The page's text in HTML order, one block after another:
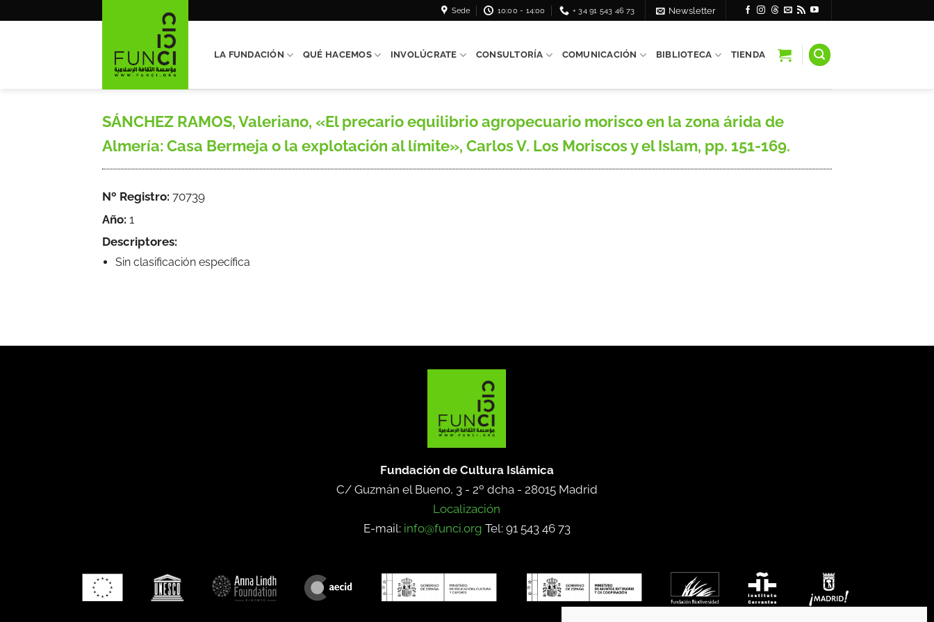
Sede 10:00 - 14:00 + 34 91 543 46 73 Newsletter
LA FUNDACIÓN QUÉ HACEMOS INVOLÚCRATE CONSULTORÍA COMUNICACIÓN BIBLIOTECA TIENDA
SÁNCHEZ RAMOS, Valeriano, «El precario equilibrio agropecuario morisco en la zona árida de
Almería: Casa Bermeja o la explotación al límite», Carlos V. Los Moriscos y el Islam, pp. 151-169.
Nº Registro: 70739
Año: 1
Descriptores:
Sin clasificación específica
Fundación de Cultura Islámica
C/ Guzmán el Bueno, 3 - 2º dcha - 28015 Madrid
Localización
E-mail: info@funci.org Tel: 91 543 46 73